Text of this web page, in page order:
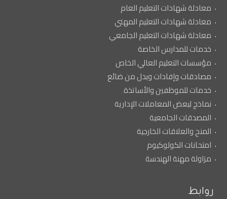
معادلة شهادات التعليم العام
معادلة شهادات التعليم المهني
معادلة شهادات التعليم الجامعي
خدمات للمدارس الخاصة
مؤسسات التعليم العالي الخاص
مصادقات وإفادات وبدل من ضائع
خدمات للموظفين والأساتذة
نماذج لبعض المعاملات الإدارية
المصدقات الجامعية
المنح والعلاقات الخارجية
امتحانات الكولوكيوم
مزاولة مهنة الهندسة
روابط